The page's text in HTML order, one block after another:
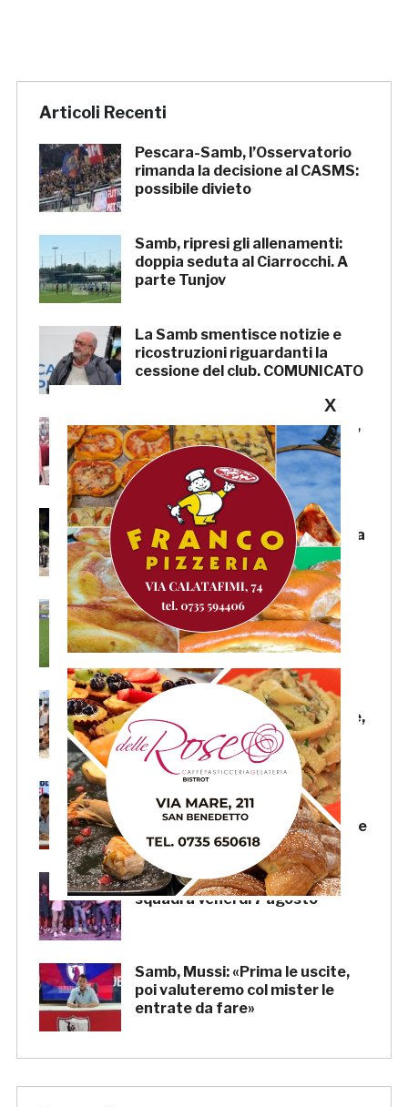
Articoli Recenti
Pescara-Samb, l’Osservatorio
rimanda la decisione al CASMS:
possibile divieto
Samb, ripresi gli allenamenti:
doppia seduta al Ciarrocchi. A
parte Tunjov
La Samb smentisce notizie e
ricostruzioni riguardanti la
cessione del club. COMUNICATO
FOCUS – Giusto criticare Massi,
ma anche riconoscerne i meriti
Scacchi in piazza: giovedì 6
agosto appuntamento in piazza
Salvo D’Acquisto
La Serie C su Rai 2: alcune
partite di Lega Pro saranno
trasmesse in diretta
Beach Soccer AiCS: Lido del
Pescatore conquista il tricolore,
a Imperial Beach la Coppa Italia
Samb, il “doppio mercato” di
Andrea Mussi: per il d.s. un
grande lavoro anche sulle uscite
Samb, la presentazione della
squadra venerdì 7 agosto
Samb, Mussi: «Prima le uscite,
poi valuteremo col mister le
entrate da fare»
X